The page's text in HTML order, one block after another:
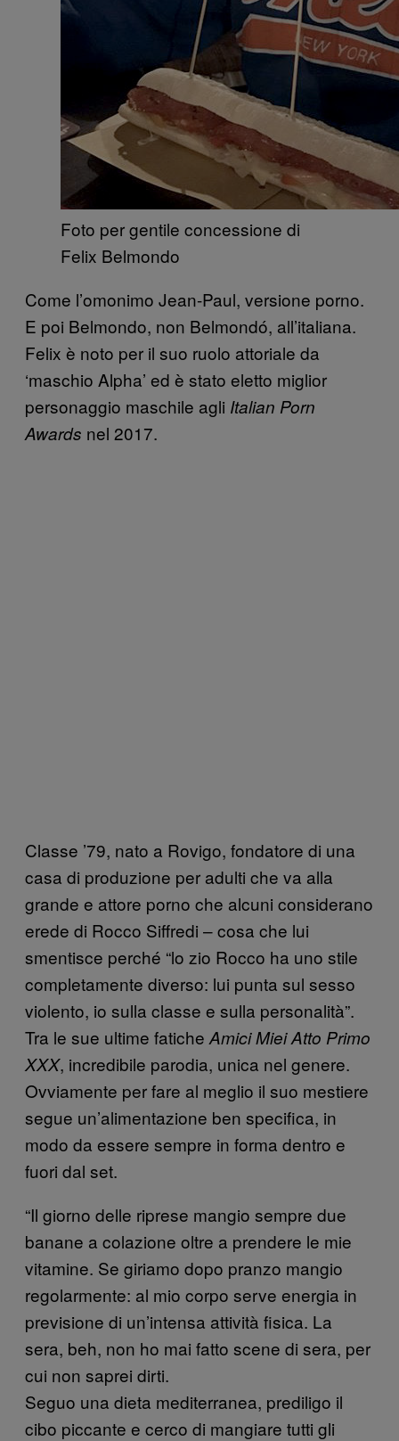
Foto per gentile concessione di
Felix Belmondo
Come l’omonimo Jean-Paul, versione porno.
E poi Belmondo, non Belmondó, all’italiana.
Felix è noto per il suo ruolo attoriale da
‘maschio Alpha’ ed è stato eletto miglior
personaggio maschile agli Italian Porn
Awards nel 2017.
Classe ’79, nato a Rovigo, fondatore di una
casa di produzione per adulti che va alla
grande e attore porno che alcuni considerano
erede di Rocco Siffredi – cosa che lui
smentisce perché “lo zio Rocco ha uno stile
completamente diverso: lui punta sul sesso
violento, io sulla classe e sulla personalità”.
Tra le sue ultime fatiche Amici Miei Atto Primo
XXX, incredibile parodia, unica nel genere.
Ovviamente per fare al meglio il suo mestiere
segue un’alimentazione ben specifica, in
modo da essere sempre in forma dentro e
fuori dal set.
“Il giorno delle riprese mangio sempre due
banane a colazione oltre a prendere le mie
vitamine. Se giriamo dopo pranzo mangio
regolarmente: al mio corpo serve energia in
previsione di un’intensa attività fisica. La
sera, beh, non ho mai fatto scene di sera, per
cui non saprei dirti.
Seguo una dieta mediterranea, prediligo il
cibo piccante e cerco di mangiare tutti gli